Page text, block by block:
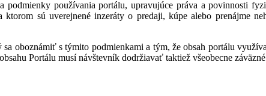
podmienky používania portálu, upravujúce práva a povinnosti
sú uverejnené inzeráty o predaji, kúpe alebo prenájme
oboznámiť s týmito podmienkami a tým, že obsah portálu
Portálu musí návštevník dodržiavať taktiež všeobecne